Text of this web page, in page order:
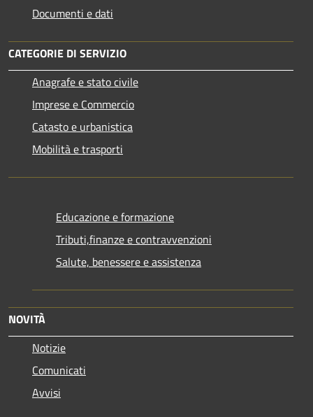
Documenti e dati
CATEGORIE DI SERVIZIO
Anagrafe e stato civile
Imprese e Commercio
Catasto e urbanistica
Mobilità e trasporti
Educazione e formazione
Tributi,finanze e contravvenzioni
Salute, benessere e assistenza
NOVITÀ
Notizie
Comunicati
Avvisi